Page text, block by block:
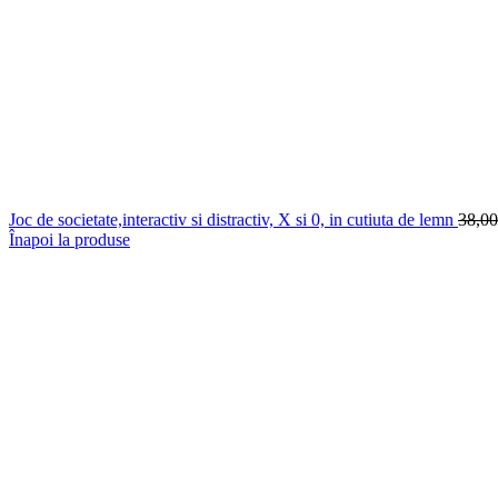
Joc de societate,interactiv si distractiv, X si 0, in cutiuta de lemn
Înapoi la produse